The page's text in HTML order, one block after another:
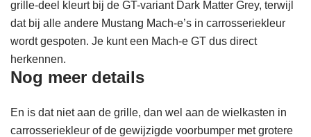
grille-deel kleurt bij de GT-variant Dark Matter Grey, terwijl
dat bij alle andere Mustang Mach-e’s in carrosseriekleur
wordt gespoten. Je kunt een Mach-e GT dus direct
herkennen.
Nog meer details
En is dat niet aan de grille, dan wel aan de wielkasten in
carrosseriekleur of de gewijzigde voorbumper met grotere